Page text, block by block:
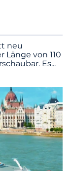
neu
von 110
Es...